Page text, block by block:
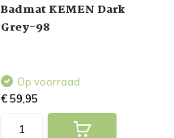
Badmat KEMEN Dark
Grey-98
Op voorraad
€ 59,95